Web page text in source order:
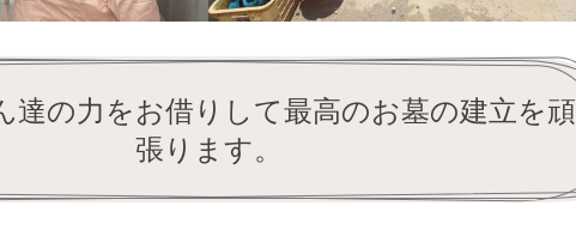
達の力をお借りして最高のお墓の建立を頑
張ります。